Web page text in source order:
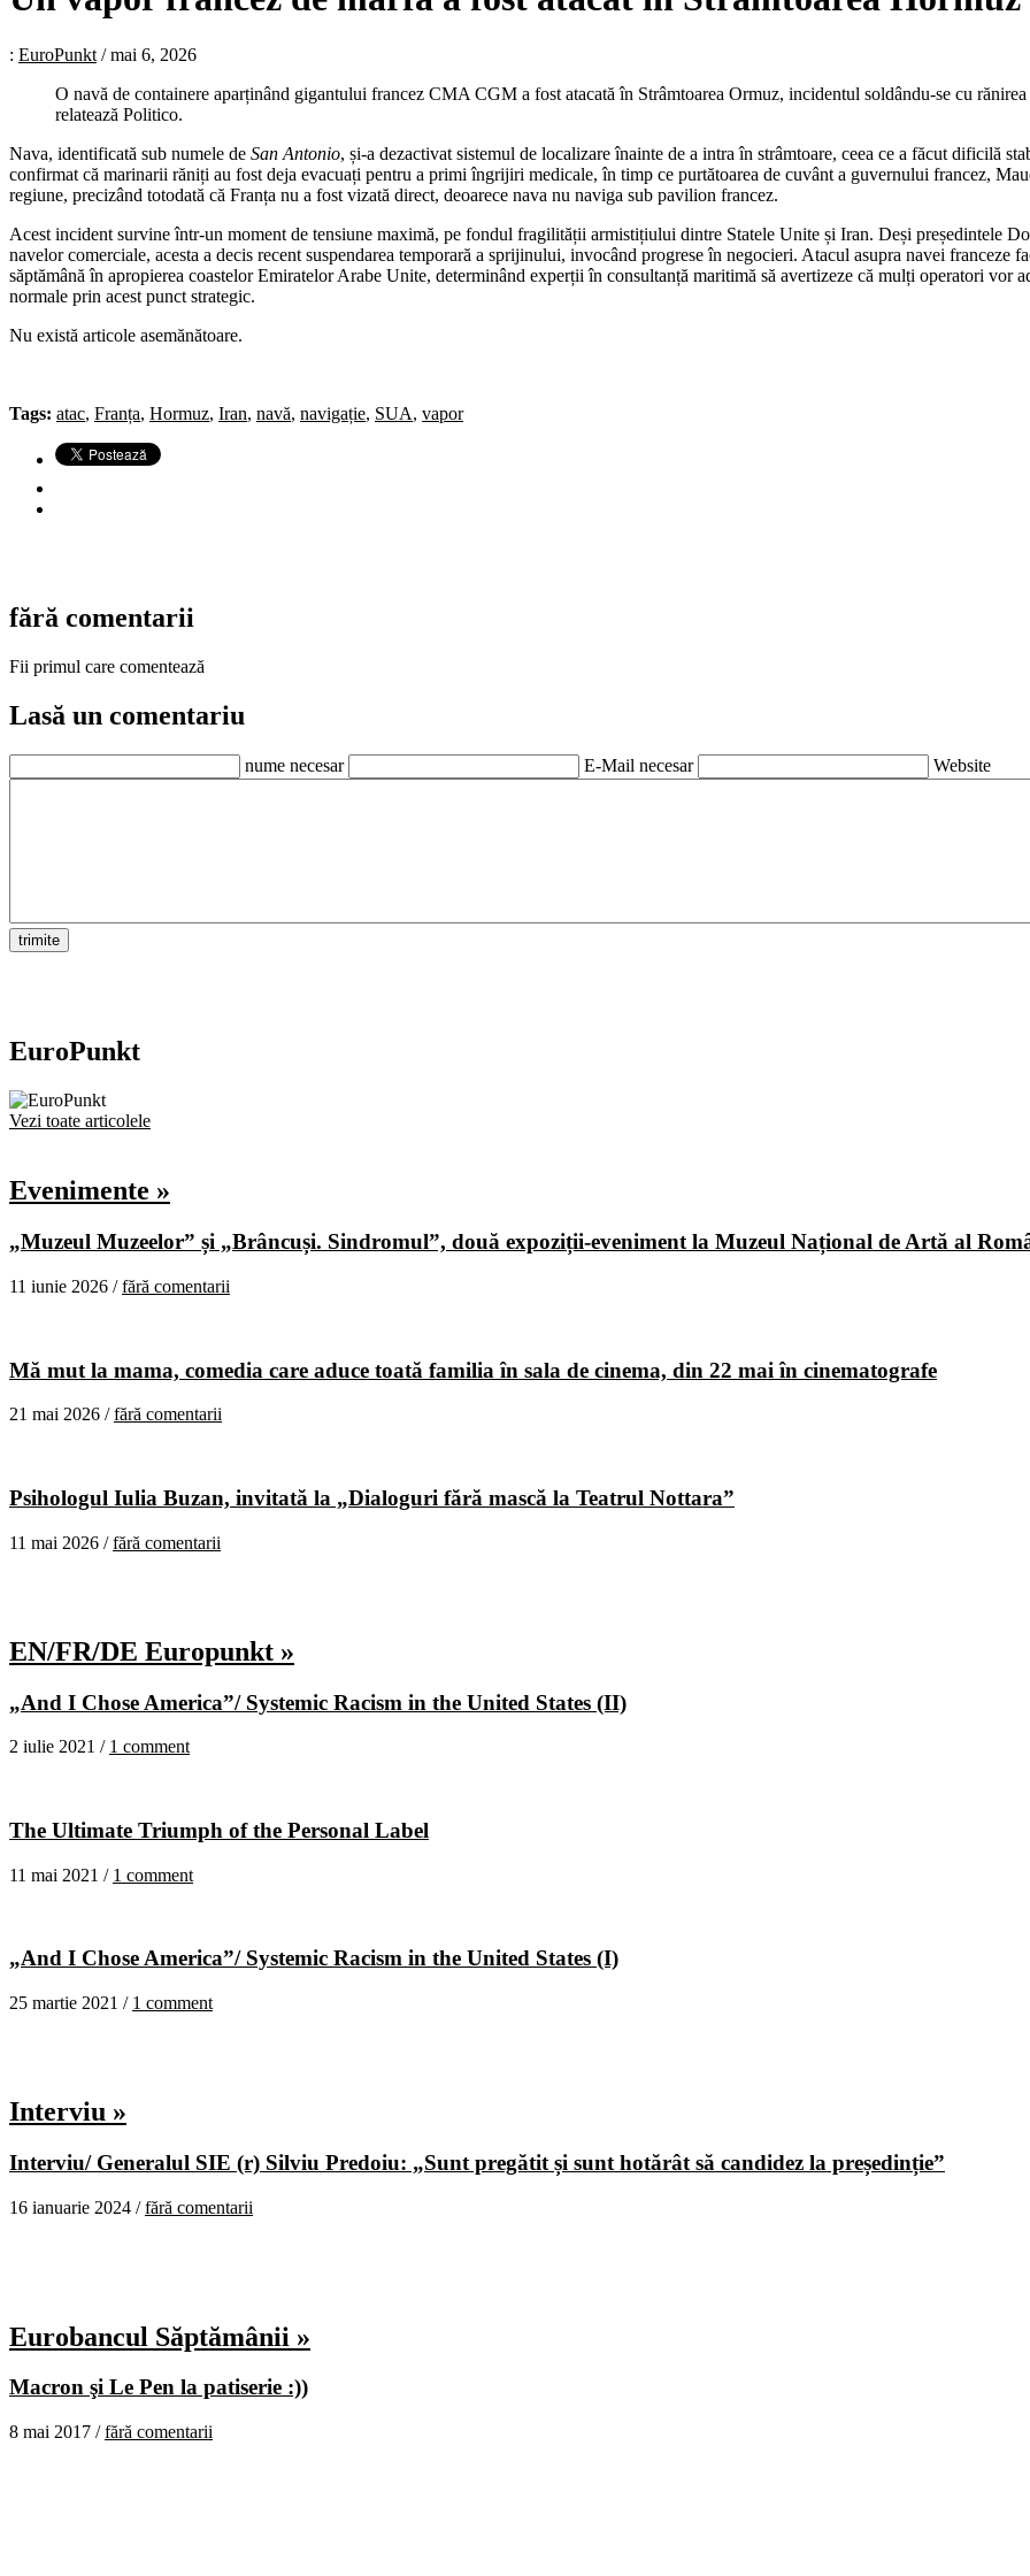
: EuroPunkt /mai 6, 2026
O navă de containere aparținând gigantului francez CMA CGM a fost atacată în Strâmtoarea Ormuz, incidentul soldându-se cu
relatează Politico.
Nava, identificată sub numele de San Antonio, și-a dezactivat sistemul de localizare înainte de a intra în strâmtoare, ceea ce a făcut dificilă
confirmat că marinarii răniți au fost deja evacuați pentru a primi îngrijiri medicale, în timp ce purtătoarea de cuvânt a guvernului francez,
regiune, precizând totodată că Franța nu a fost vizată direct, deoarece nava nu naviga sub pavilion francez.
Acest incident survine într-un moment de tensiune maximă, pe fondul fragilității armistițiului dintre Statele Unite și Iran. Deși președintele
navelor comerciale, acesta a decis recent suspendarea temporară a sprijinului, invocând progrese în negocieri. Atacul asupra navei franceze
săptămână în apropierea coastelor Emiratelor Arabe Unite, determinând experții în consultanță maritimă să avertizeze că mulți operatori vor
normale prin acest punct strategic.
Nu există articole asemănătoare.
Tags: atac, Franța, Hormuz, Iran, navă, navigație, SUA, vapor
fără comentarii
Fii primul care comentează
Lasă un comentariu
nume necesar E-Mail necesar Website
EuroPunkt
Vezi toate articolele
Evenimente »
„Muzeul Muzeelor” și „Brâncuși. Sindromul”, două expoziții-eveniment la Muzeul Național de Artă al
11 iunie 2026 /fără comentarii
Mă mut la mama, comedia care aduce toată familia în sala de cinema, din 22 mai în cinematografe
21 mai 2026 /fără comentarii
Psihologul Iulia Buzan, invitată la „Dialoguri fără mască la Teatrul Nottara”
11 mai 2026 /fără comentarii
EN/FR/DE Europunkt »
„And I Chose America”/ Systemic Racism in the United States (II)
2 iulie 2021 / 1 comment
The Ultimate Triumph of the Personal Label
11 mai 2021 / 1 comment
„And I Chose America”/ Systemic Racism in the United States (I)
25 martie 2021 / 1 comment
Interviu »
Interviu/ Generalul SIE (r) Silviu Predoiu: „Sunt pregătit și sunt hotărât să candidez la președinție”
16 ianuarie 2024 /fără comentarii
Eurobancul Săptămânii »
Macron şi Le Pen la patiserie :))
8 mai 2017 /fără comentarii